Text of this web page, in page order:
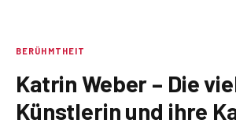
BERÜHMTHEIT
Katrin Weber – Die
Künstlerin und ihre